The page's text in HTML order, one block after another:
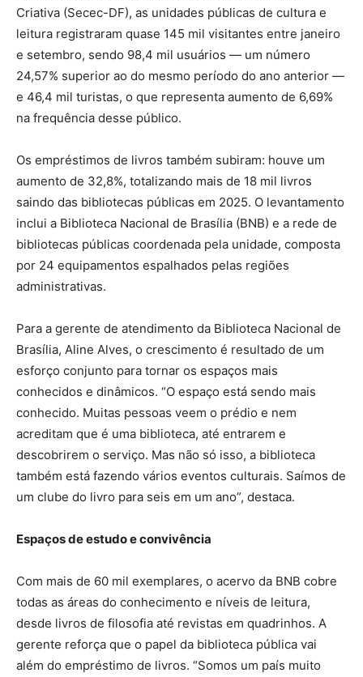
Criativa (Secec-DF), as unidades públicas de cultura e
leitura registraram quase 145 mil visitantes entre janeiro
e setembro, sendo 98,4 mil usuários — um número
24,57% superior ao do mesmo período do ano anterior —
e 46,4 mil turistas, o que representa aumento de 6,69%
na frequência desse público.
Os empréstimos de livros também subiram: houve um
aumento de 32,8%, totalizando mais de 18 mil livros
saindo das bibliotecas públicas em 2025. O levantamento
inclui a Biblioteca Nacional de Brasília (BNB) e a rede de
bibliotecas públicas coordenada pela unidade, composta
por 24 equipamentos espalhados pelas regiões
administrativas.
Para a gerente de atendimento da Biblioteca Nacional de
Brasília, Aline Alves, o crescimento é resultado de um
esforço conjunto para tornar os espaços mais
conhecidos e dinâmicos. “O espaço está sendo mais
conhecido. Muitas pessoas veem o prédio e nem
acreditam que é uma biblioteca, até entrarem e
descobrirem o serviço. Mas não só isso, a biblioteca
também está fazendo vários eventos culturais. Saímos de
um clube do livro para seis em um ano”, destaca.
Espaços de estudo e convivência
Com mais de 60 mil exemplares, o acervo da BNB cobre
todas as áreas do conhecimento e níveis de leitura,
desde livros de filosofia até revistas em quadrinhos. A
gerente reforça que o papel da biblioteca pública vai
além do empréstimo de livros. “Somos um país muito